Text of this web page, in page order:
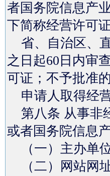
者国务院信息产
下简称经营许可证
省、自治区、
之日起60日内审
可证；不予批准
申请人取得经
第八条 从事非
或者国务院信息
（一）主办单
（二）网站网